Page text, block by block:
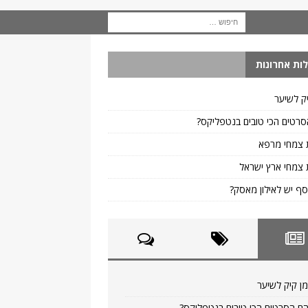
אחרונות
לשיער
הכי טובים בנטפליקס?
צמחי מרפא
צמחי ארץ ישראל
יש לאילון מאסק?
קיק לשיער